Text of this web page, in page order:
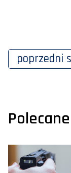
poprzedni